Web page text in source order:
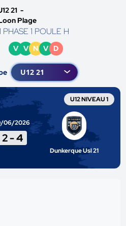
21 -
Plage
PHASE 1 POULE H
V V N V D
U12 NIVEAU 1
06/2026
2-4
Dunkerque Usl 21